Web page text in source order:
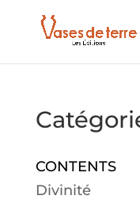
CONTENTS
Divinité